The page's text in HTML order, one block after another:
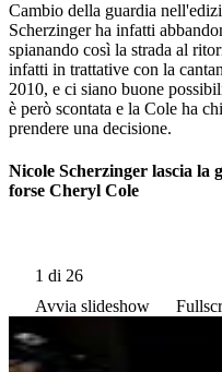
Cambio della guardia
Scherzinger ha infatti
spianando così la strada al
infatti in trattative con la
2010, e ci siano buone
è però scontata e la Cole ha
prendere una decisione.
Nicole Scherzinger lascia
forse Cheryl Cole
1 di 26
Avvia slideshow